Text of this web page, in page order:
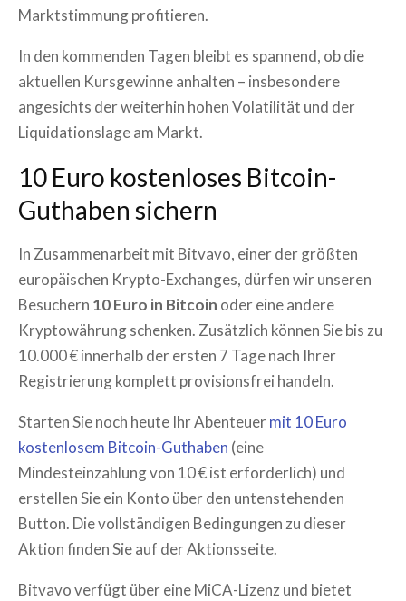
Marktstimmung profitieren.
In den kommenden Tagen bleibt es spannend, ob die
aktuellen Kursgewinne anhalten – insbesondere
angesichts der weiterhin hohen Volatilität und der
Liquidationslage am Markt.
10 Euro kostenloses Bitcoin-
Guthaben sichern
In Zusammenarbeit mit Bitvavo, einer der größten
europäischen Krypto-Exchanges, dürfen wir unseren
Besuchern 10 Euro in Bitcoin oder eine andere
Kryptowährung schenken. Zusätzlich können Sie bis zu
10.000 € innerhalb der ersten 7 Tage nach Ihrer
Registrierung komplett provisionsfrei handeln.
Starten Sie noch heute Ihr Abenteuermit 10 Euro
kostenlosem Bitcoin-Guthaben (eine
Mindesteinzahlung von 10 € ist erforderlich) und
erstellen Sie ein Konto über den untenstehenden
Button. Die vollständigen Bedingungen zu dieser
Aktion finden Sie auf der Aktionsseite.
Bitvavo verfügt über eine MiCA-Lizenz und bietet